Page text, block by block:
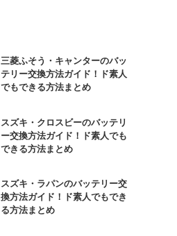
三菱ふそう・キャンターのバッ
テリー交換方法ガイド！ド素人
でもできる方法まとめ
スズキ・クロスビーのバッテリ
ー交換方法ガイド！ド素人でも
できる方法まとめ
スズキ・ラパンのバッテリー交
換方法ガイド！ド素人でもでき
る方法まとめ